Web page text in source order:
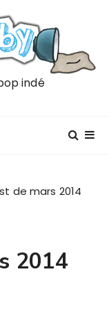
indé
de mars 2014
2014